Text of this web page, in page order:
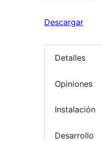
Descargar
Detalles
Opiniones
Instalación
Desarrollo